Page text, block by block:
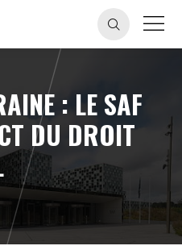
: LE SAF
DU DROIT